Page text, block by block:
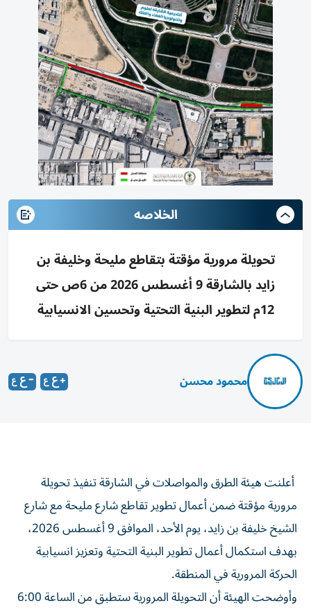
الخلاصه
تحويلة مرورية مؤقتة بتقاطع مليحة وخليفة بن
زايد بالشارقة 9 أغسطس 2026 من 6ص حتى
12م لتطوير البنية التحتية وتحسين الانسيابية
محمود محسن
أعلنت هيئة الطرق والمواصلات في الشارقة تنفيذ تحويلة
مرورية مؤقتة ضمن أعمال تطوير تقاطع شارع مليحة مع شارع
الشيخ خليفة بن زايد، يوم الأحد، الموافق 9 أغسطس 2026،
بهدف استكمال أعمال تطوير البنية التحتية وتعزيز انسيابية
الحركة المرورية في المنطقة.
وأوضحت الهيئة أن التحويلة المرورية ستطبق من الساعة 6:00